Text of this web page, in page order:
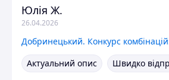
Юлія Ж.
26.04.2026
Актуальний опис
Швидко